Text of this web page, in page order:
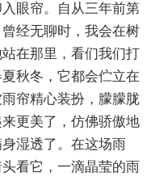
眼帘。自从三年前第
经无聊时，我会在树
在那里，看们我们打
秋冬，它都会伫立在
帘精心装扮，朦朦胧
更美了，仿佛骄傲地
湿透了。在这场雨
看它，一滴晶莹的雨